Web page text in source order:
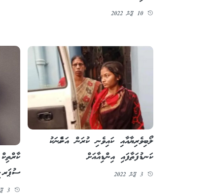
10 ޖޫން 2022
ލޯބިވެރިޔާއާއި ކައިވެނި ކުރަން އަންހެނަކު
ކަނޑުފަތާފައި އިންޑިއާއަށް
ސުޕަރ